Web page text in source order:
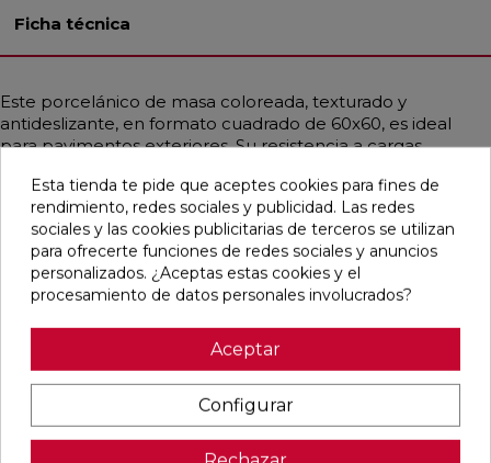
Ficha técnica
Este porcelánico de masa coloreada, texturado y
antideslizante, en formato cuadrado de 60x60, es ideal
para pavimentos exteriores. Su resistencia a cargas
hace extremadamente duradero. Además, es fácil de
instalar y limpiar. Con un estilo contemporáneo que
combina toques industriales y mediterráneos, emula la
apariencia de la piedra en tonos crema y beige.
Pensamos que te puede interesar
favorite
Esta tienda te pide que aceptes cookies para fines de
rendimiento, redes sociales y publicidad. Las redes
sociales y las cookies publicitarias de terceros se utilizan
para ofrecerte funciones de redes sociales y anuncios
personalizados. ¿Aceptas estas cookies y el
procesamiento de datos personales involucrados?
Aceptar
Configurar